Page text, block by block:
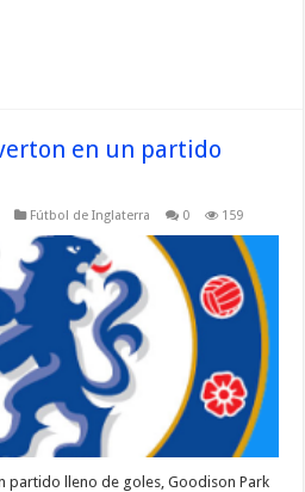
en un partido
Fútbol de Inglaterra 0 159
partido lleno de goles, Goodison Park